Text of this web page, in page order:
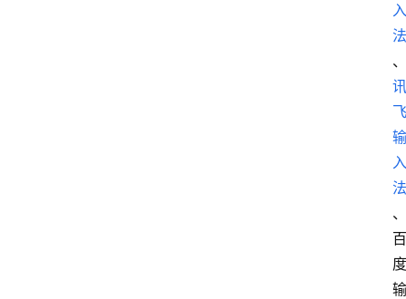
入
法
、
讯
飞
输
入
法
、
百
度
输